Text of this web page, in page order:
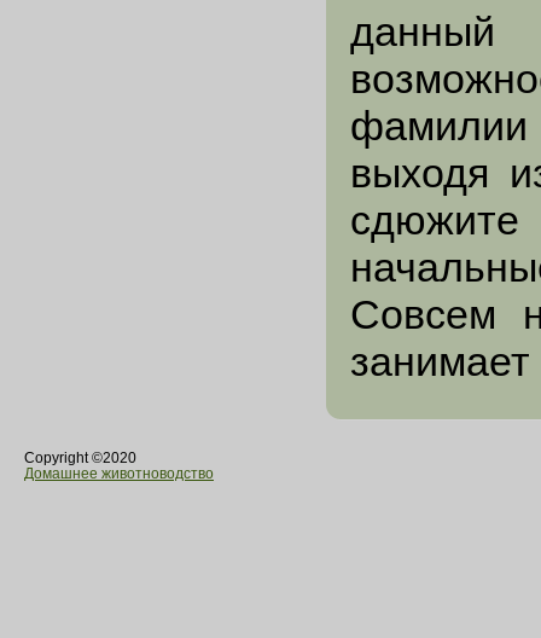
данный
фамилии
выходя
Совсем
Copyright ©2020
Домашнее животноводство